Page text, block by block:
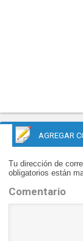
AGREGAR
Tu dirección de
obligatorios están
Comentario